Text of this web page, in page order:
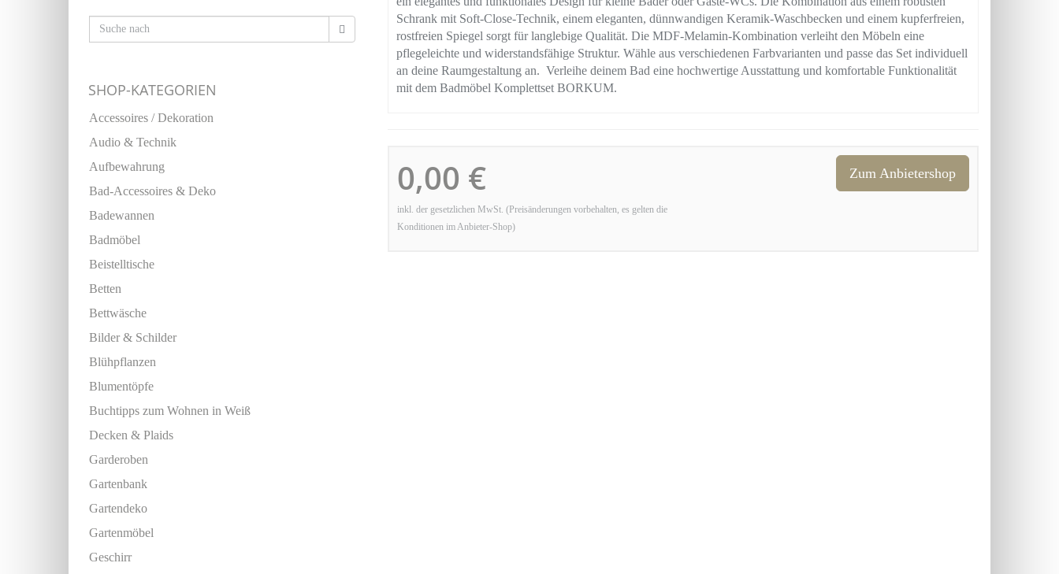
Schrank mit Soft-Close-Technik, einem eleganten, dünnwandigen Keramik-Waschbecken und einem kupferfreien,
rostfreien Spiegel sorgt für langlebige Qualität. Die MDF-Melamin-Kombination verleiht den Möbeln eine
pflegeleichte und widerstandsfähige Struktur. Wähle aus verschiedenen Farbvarianten und passe das Set individuell
an deine Raumgestaltung an. Verleihe deinem Bad eine hochwertige Ausstattung und komfortable Funktionalität
mit dem Badmöbel Komplettset BORKUM.
0,00 €
inkl. der gesetzlichen MwSt. (Preisänderungen vorbehalten, es gelten die
Konditionen im Anbieter-Shop)
Zum Anbietershop
SHOP-KATEGORIEN
Accessoires / Dekoration
Audio & Technik
Aufbewahrung
Bad-Accessoires & Deko
Badewannen
Badmöbel
Beistelltische
Betten
Bettwäsche
Bilder & Schilder
Blühpflanzen
Blumentöpfe
Buchtipps zum Wohnen in Weiß
Decken & Plaids
Garderoben
Gartenbank
Gartendeko
Gartenmöbel
Geschirr